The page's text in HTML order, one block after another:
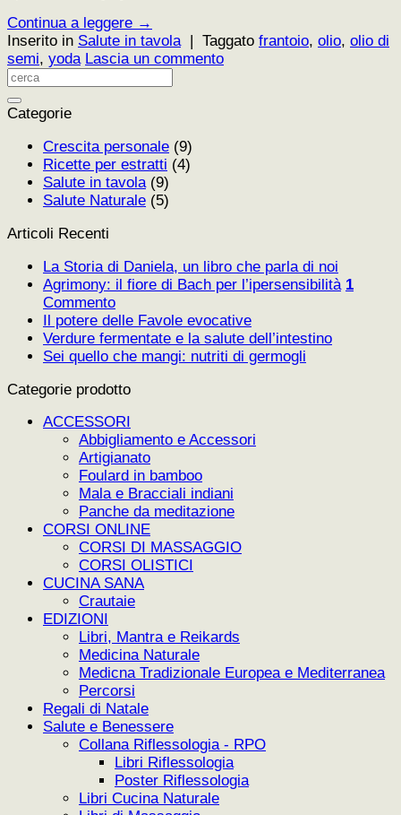
Continua a leggere →
Inserito in Salute in tavola Taggato frantoio, olio, olio di
semi, yoda Lascia un commento
Categorie
Crescita personale (9)
Ricette per estratti (4)
Salute in tavola(9)
Salute Naturale (5)
Articoli Recenti
La Storia di Daniela, un libro che parla di noi
Agrimony: il fiore di Bach per l’ipersensibilità 1
Commento
Il potere delle Favole evocative
Verdure fermentate e la salute dell’intestino
Sei quello che mangi: nutriti di germogli
Categorie prodotto
ACCESSORI
Abbigliamento e Accessori
Artigianato
Foulard in bamboo
Mala e Bracciali indiani
Panche da meditazione
CORSI ONLINE
CORSI DI MASSAGGIO
CORSI OLISTICI
CUCINA SANA
Crautaie
EDIZIONI
Libri, Mantra e Reikards
Medicina Naturale
Medicna Tradizionale Europea e Mediterranea
Percorsi
Regali di Natale
Salute e Benessere
Collana Riflessologia - RPO
Libri Riflessologia
Poster Riflessologia
Libri Cucina Naturale